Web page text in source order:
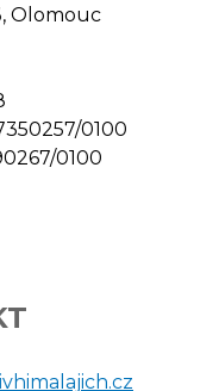
Olomouc
0100
0100